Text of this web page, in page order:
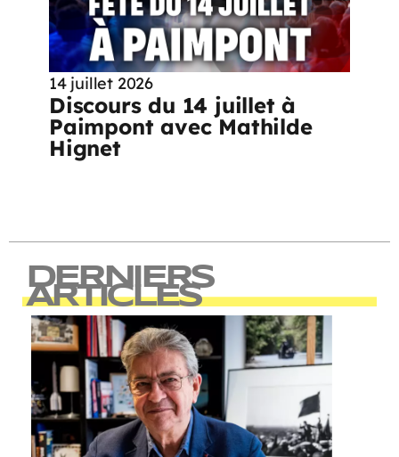
14 juillet 2026
Discours du 14 juillet à
Paimpont avec Mathilde
Hignet
DERNIERS
ARTICLES